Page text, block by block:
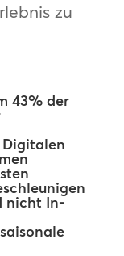
zu
43% der
Digitalen
nicht In-